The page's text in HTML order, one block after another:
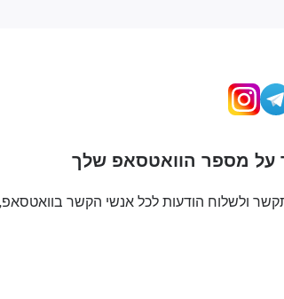
על מספר הוואטסאפ שלך
ולשלוח הודעות לכל אנשי הקשר